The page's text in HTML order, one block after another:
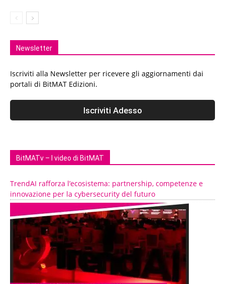
Newsletter
Iscriviti alla Newsletter per ricevere gli aggiornamenti dai
portali di BitMAT Edizioni.
BitMATv – I video di BitMAT
TrendAI rafforza l’ecosistema: partnership, competenze e
innovazione per la cybersecurity del futuro